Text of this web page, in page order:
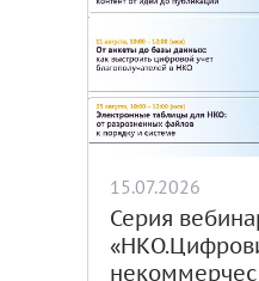
15.07.2026
Серия